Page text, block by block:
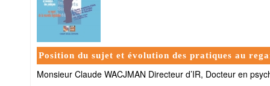
Position du sujet et évolution des pratiques au
Monsieur Claude WACJMAN Directeur d’IR, Docteur en